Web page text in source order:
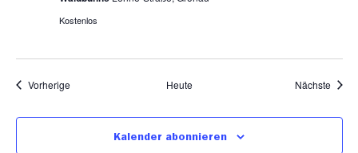
Kostenlos
VorherigeVeranstaltungen Heute Nächste
Kalender abonnieren